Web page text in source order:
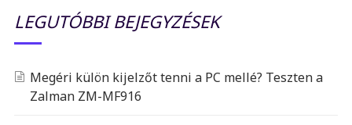
LEGUTÓBBI BEJEGYZÉSEK
Megéri külön kijelzőt tenni a PC mellé? Teszten a
Zalman ZM-MF916